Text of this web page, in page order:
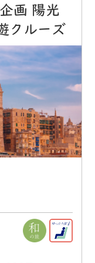
画 陽光
クルーズ